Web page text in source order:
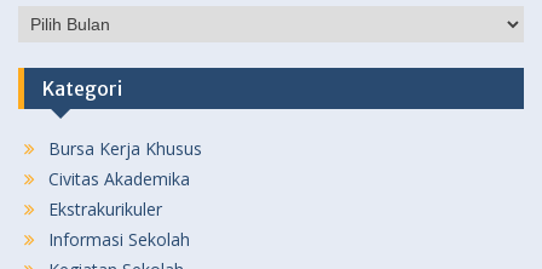
Pos
Kategori
Bursa Kerja Khusus
Civitas Akademika
Ekstrakurikuler
Informasi Sekolah